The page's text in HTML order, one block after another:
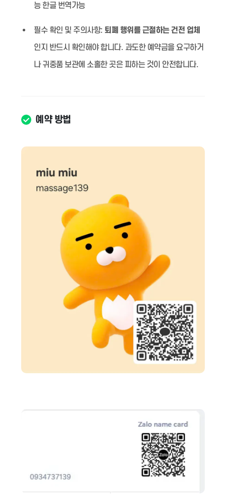
능 한글 번역가능
필수 확인 및 주의사항: 퇴폐 행위를 근절하는 건전 업체
인지 반드시 확인해야 합니다. 과도한 예약금을 요구하거
나 귀중품 보관에 소홀한 곳은 피하는 것이 안전합니다.
예약 방법